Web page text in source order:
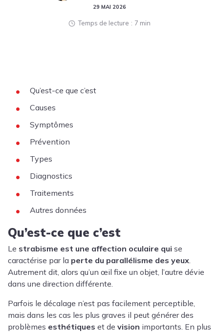
29 MAI 2026
Temps de lecture 7 min
Qu’est-ce que c’est
Causes
Symptômes
Prévention
Types
Diagnostics
Traitements
Autres données
Qu’est-ce que c’est
Le strabisme est une affection oculaire qui se
caractérise par la perte du parallélisme des yeux.
Autrement dit, alors qu’un œil fixe un objet, l’autre dévie
dans une direction différente.
Parfois le décalage n’est pas facilement perceptible,
mais dans les cas les plus graves il peut générer des
problèmes esthétiques et de vision importants. En plus